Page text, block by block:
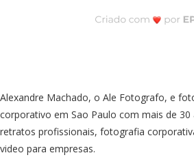
Alexandre Machado, o Ale Fotografo, e
corporativo em Sao Paulo com mais de 30
retratos profissionais, fotografia
video para empresas.